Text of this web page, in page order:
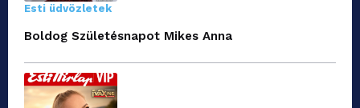
Esti üdvözletek
Boldog Születésnapot Mikes Anna